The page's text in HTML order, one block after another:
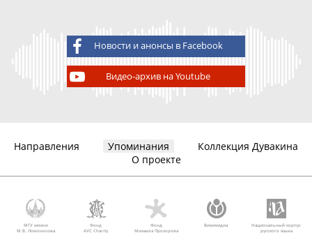
Новости и анонсы в Facebook
Видео-архив на Youtube
Направления Упоминания
Коллекция Дувакина
О проекте
МГУ имени
М.В. Ломоносова
Фонд
AVC Charity
Фонд
Михаила Прохорова
Викимедиа
Национальный корпус
русского языка